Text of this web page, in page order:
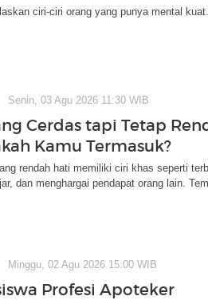
ciri-ciri orang yang punya mental
Senin, 03 Agu 2026 11:30 WIB
Cerdas tapi Tetap
Kamu Termasuk?
rendah hati memiliki ciri khas seperti
dan menghargai pendapat orang lain.
Minggu, 02 Agu 2026 15:00 WIB
Profesi Apoteker